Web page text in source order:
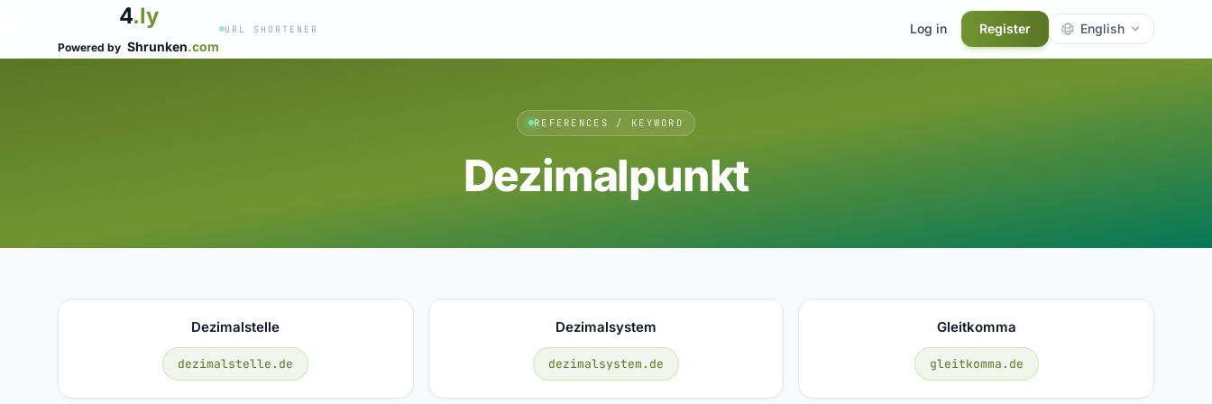
4.ly
Powered by Shrunken.com
URL SHORTENER Log in Register English
REFERENCES / KEYWORD
Dezimalpunkt
Dezimalstelle
dezimalstelle.de
Dezimalsystem
dezimalsystem.de
Gleitkomma
gleitkomma.de